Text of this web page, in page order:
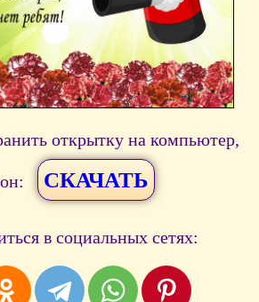
открытку на компьютер,
СКАЧАТЬ
в социальных сетях: